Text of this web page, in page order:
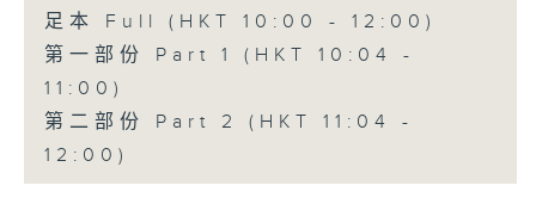
足本 Full (HKT 10:00 - 12:00)
第一部份 Part 1 (HKT 10:04 -
11:00)
第二部份 Part 2 (HKT 11:04 -
12:00)